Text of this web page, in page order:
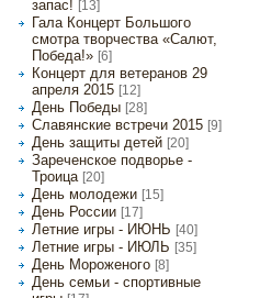
запас! [13]
Гала Концерт Большого
смотра творчества «Салют,
Победа!» [6]
Концерт для ветеранов 29
апреля 2015 [12]
День Победы [28]
Славянские встречи 2015 [9]
День защиты детей [20]
Зареченское подворье -
Троица [20]
День молодежи [15]
День России [17]
Летние игры - ИЮНЬ [40]
Летние игры - ИЮЛЬ [35]
День Мороженого [8]
День семьи - спортивные